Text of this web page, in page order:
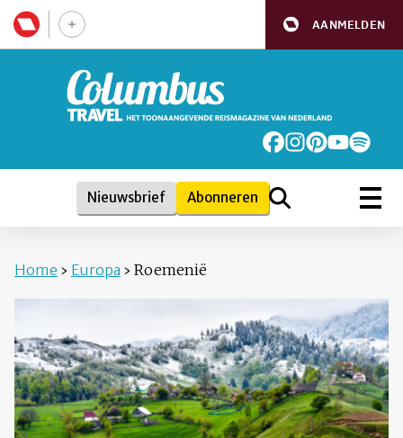
AANMELDEN
Nieuwsbrief Abonneren
Home › Europa › Roemenië